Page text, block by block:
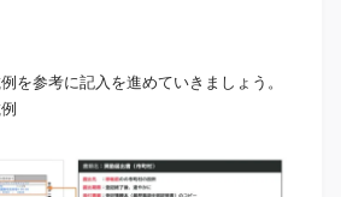
を参考に記入を進めていきましょう。